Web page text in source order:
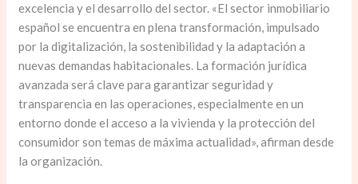
excelencia y el desarrollo del sector. «El sector inmobiliario
español se encuentra en plena transformación, impulsado
por la digitalización, la sostenibilidad y la adaptación a
nuevas demandas habitacionales. La formación jurídica
avanzada será clave para garantizar seguridad y
transparencia en las operaciones, especialmente en un
entorno donde el acceso a la vivienda y la protección del
consumidor son temas de máxima actualidad», afirman desde
la organización.